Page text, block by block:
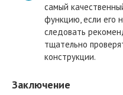
самый
функцию, если его
следовать
тщательно
конструкции.
Заключение